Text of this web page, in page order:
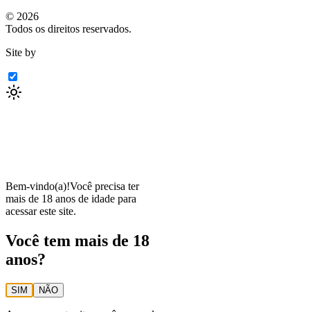
© 2026
Todos os direitos reservados.
Site by
Bem-vindo(a)!Você precisa ter
mais de 18 anos de idade para
acessar este site.
Você tem mais de 18
anos?
SIM NÃO